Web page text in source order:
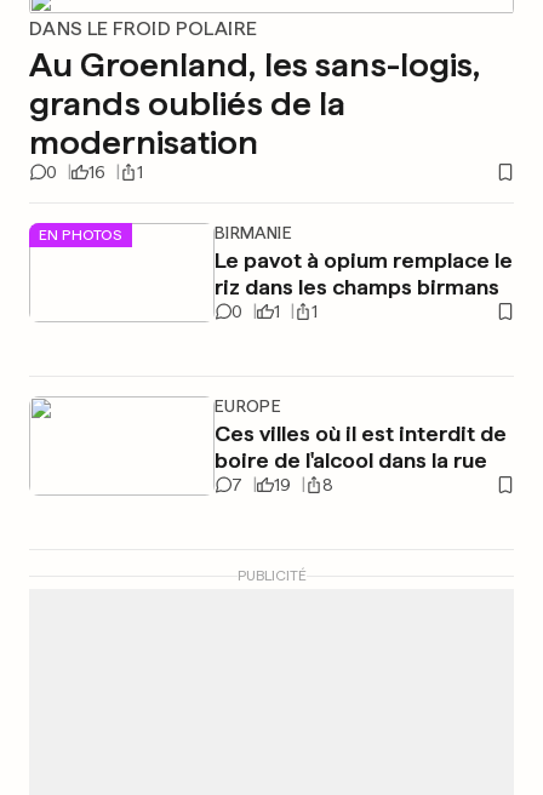
DANS LE FROID POLAIRE
Au Groenland, les sans-logis,
grands oubliés de la
modernisation
0 16 1
EN PHOTOS BIRMANIE
Le pavot à opium remplace le
riz dans les champs birmans
0 1 1
EUROPE
Ces villes où il est interdit de
boire de l'alcool dans la rue
7 19 8
PUBLICITÉ